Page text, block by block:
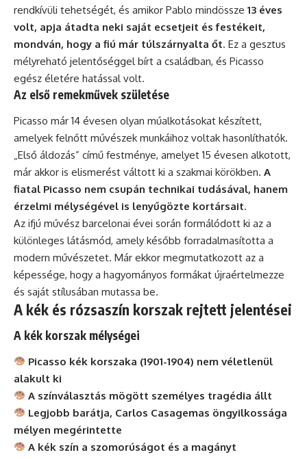
rendkívüli tehetségét, és amikor Pablo mindössze 13 éves
volt, apja átadta neki saját ecsetjeit és festékeit,
mondván, hogy a fiú már túlszárnyalta őt. Ez a gesztus
mélyreható jelentőséggel bírt a családban, és Picasso
egész életére hatással volt.
Az első remekművek születése
Picasso már 14 évesen olyan műalkotásokat készített,
amelyek felnőtt művészek munkáihoz voltak hasonlíthatók.
„Első áldozás” című festménye, amelyet 15 évesen alkotott,
már akkor is elismerést váltott ki a szakmai körökben. A
fiatal Picasso nem csupán technikai tudásával, hanem
érzelmi mélységével is lenyűgözte kortársait.
Az ifjú művész barcelonai évei során formálódott ki az a
különleges látásmód, amely később forradalmasította a
modern művészetet. Már ekkor megmutatkozott az a
képessége, hogy a hagyományos formákat újraértelmezze
és saját stílusában mutassa be.
A kék és rózsaszín korszak rejtett jelentései
A kék korszak mélységei
Picasso kék korszaka (1901-1904) nem véletlenül
alakult ki
A színválasztás mögött személyes tragédia állt
Legjobb barátja, Carlos Casagemas öngyilkossága
mélyen megérintette
A kék szín a szomorúságot és a magányt